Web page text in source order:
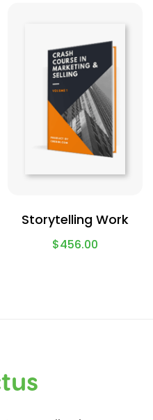
Storytelling Work
$456.00